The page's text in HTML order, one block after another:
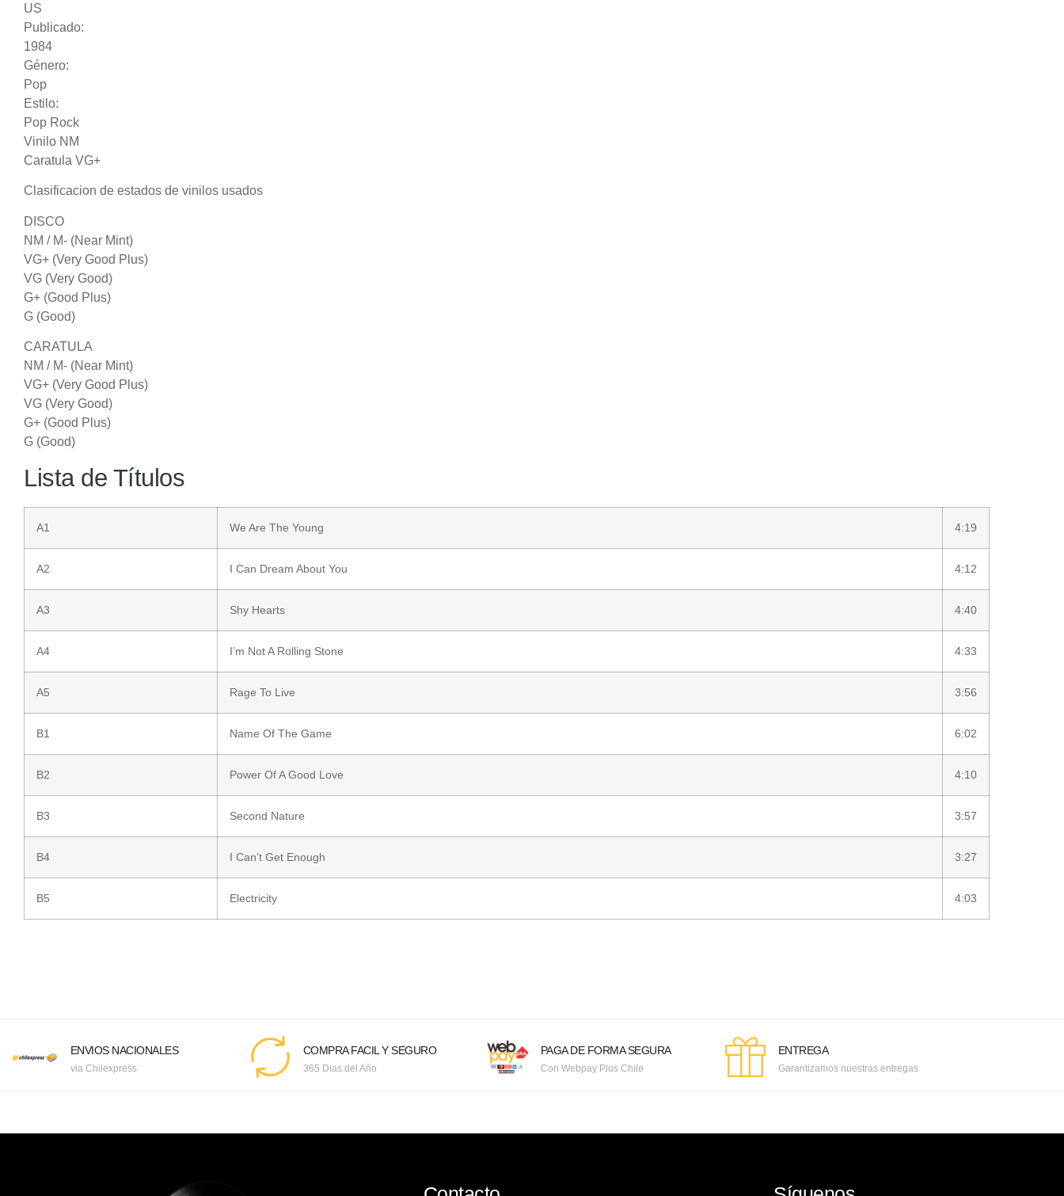
US
Publicado:
1984
Género:
Pop
Estilo:
Pop Rock
Vinilo NM
Caratula VG+
Clasificacion de estados de vinilos usados
DISCO
NM / M- (Near Mint)
VG+ (Very Good Plus)
VG (Very Good)
G+ (Good Plus)
G (Good)
CARATULA
NM / M- (Near Mint)
VG+ (Very Good Plus)
VG (Very Good)
G+ (Good Plus)
G (Good)
Lista de Títulos
A1 We Are The Young 4:19
A2 I Can Dream About You 4:12
A3 Shy Hearts 4:40
A4 I’m Not A Rolling Stone 4:33
A5 Rage To Live 3:56
B1 Name Of The Game 6:02
B2 Power Of A Good Love 4:10
B3 Second Nature 3:57
B4 I Can’t Get Enough 3:27
B5 Electricity 4:03
ENVIOS NACIONALES
via Chilexpress
COMPRA FACIL Y SEGURO
365 Dias del Año
PAGA DE FORMA SEGURA
Con Webpay Plus Chile
ENTREGA
Garantizamos nuestras entregas